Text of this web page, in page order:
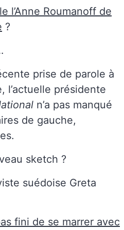
l’Anne Roumanoff de
?
prise de parole à
l’actuelle présidente
n’a pas manqué
de gauche,
sketch ?
suédoise Greta
fini de se marrer avec